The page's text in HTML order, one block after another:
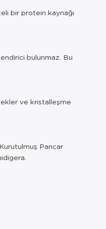
bir protein kaynağı
bulunmaz. Bu
ve kristalleşme
Pancar